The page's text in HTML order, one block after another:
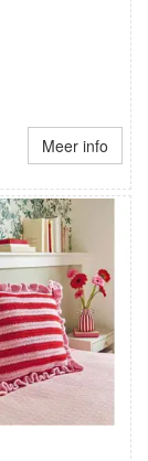
Meer info